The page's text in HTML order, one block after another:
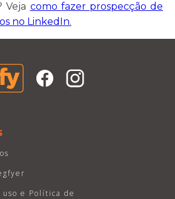
Veja como fazer prospecção de
no LinkedIn.
e Política de